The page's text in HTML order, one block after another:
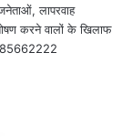
लापरवाह
करने वालों के खिलाफ